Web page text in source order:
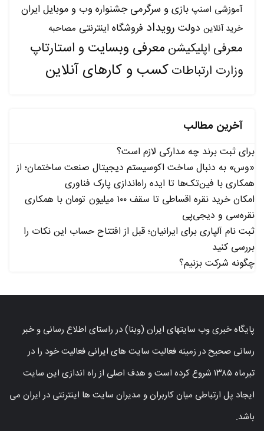
آموزشی اسنپ بازی و سرگرمی جشنواره وب و موبایل ایران
خرید آنلاین دولت رویداد فروشگاه اینترنتی مصاحبه
معرفی اپلیکیشن معرفی وبسایت و استارتاپ
وزارت ارتباطاتکسب و کارهای آنلاین
آخرین مطالب
برای ثبت برند چه مدارکی لازم است؟
«وس» به دنبال ساخت اکوسیستم دیجیتال صنعت ساختمان؛ از
همکاری با فین‌تک‌ها تا ایده راه‌اندازی پارک فناوری
امکان خرید نقره اقساطی تا سقف ۱۰۰ میلیون تومان با همکاری
نقره‌سی و دیجی‌پی
ثبت نام آلپاری برای ایرانیان؛ قبل از افتتاح حساب این نکات را
بررسی کنید
چگونه شرکت بزنیم؟
پایگاه خبری وب سایتهای ایران (وبنا) در راستای اطلاع رسانی و خبر
رسانی صحیح در زمینه فعالیت سایت های ایرانی فعالیت خود را در
تیرماه ۱۳۸۵ شروع کرده است و هدف اصلی از راه اندازی این سایت
ایجاد پل ارتباطی میان کاربران و مدیران سایت ها اینترنتی در ایران می
باشد.